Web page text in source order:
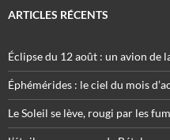
ARTICLES RÉCENTS
Éclipse du 12 août : un avion de
Éphémérides : le ciel du mois
Le Soleil se lève, rougi par les